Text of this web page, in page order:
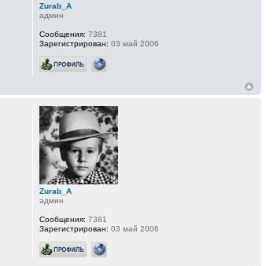
Zurab_A
админ
Сообщения: 7381
Зарегистрирован: 03 май 2006
Zurab_A
админ
Сообщения: 7381
Зарегистрирован: 03 май 2006